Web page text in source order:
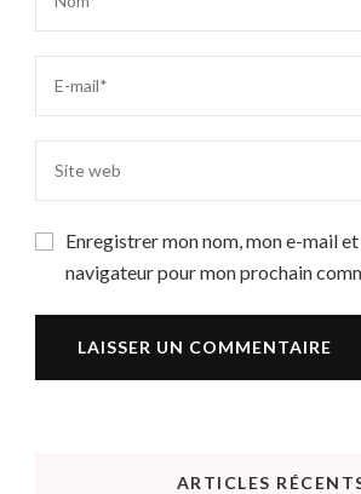
Enregistrer mon nom, mon e-mail
navigateur pour mon prochain
ARTICLES